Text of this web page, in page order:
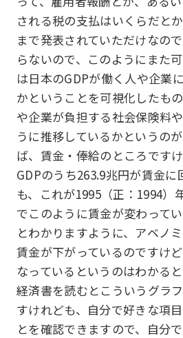
される税の支払はいくらだと
まで発表されていただけなの
らないので、このようにまた
は日本のGDPが働く人や企業
かということを可視化したも
や企業が負担する社会保険料
うに推移しているかというの
ば、賃金・俸給のところです
GDPのうち263.9兆円が賃金
も、これが1995（正：1994）
でこのように賃金が変わって
とわかりますように、アベノ
賃金が下がっているのですけ
なっているというのはわかると
経済書を読むとこういうグラ
すけれども、自分で好きな項
とを確認できますので、自分